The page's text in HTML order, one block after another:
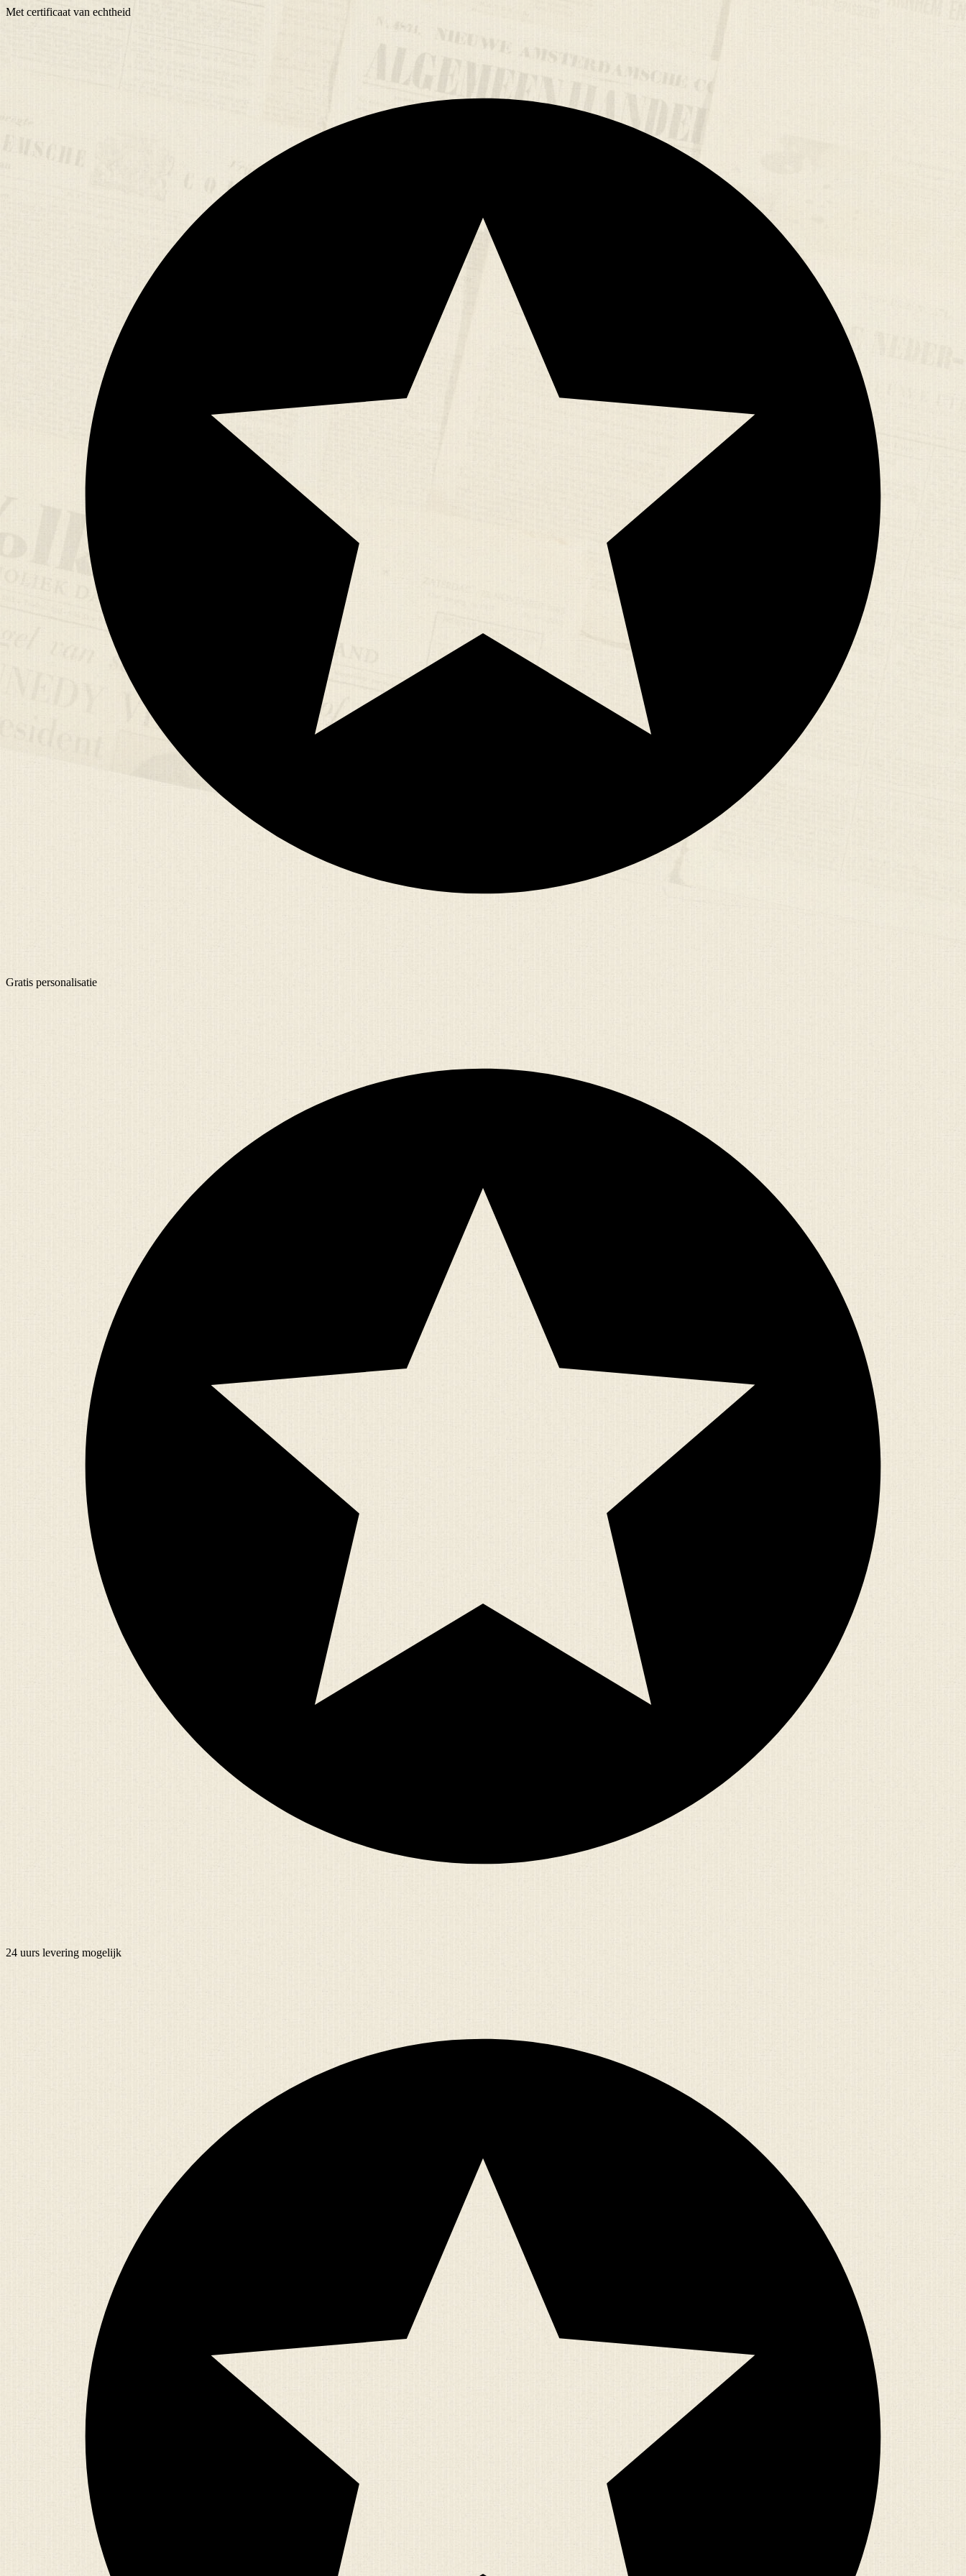
Met certificaat van echtheid
Gratis personalisatie
24 uurs levering mogelijk